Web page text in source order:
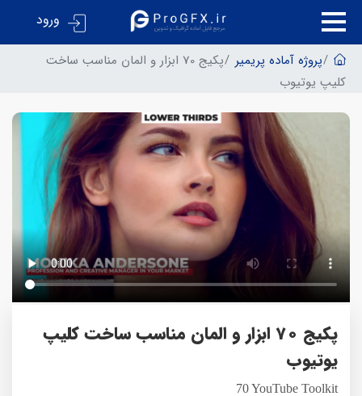
ورود
پروژه آماده پریمیر
پکیج 70 ابزار و المان مناسب ساخت
کلیپ یوتیوب
پکیج 70 ابزار و المان مناسب ساخت کلیپ
یوتیوب
70 YouTube Toolkit